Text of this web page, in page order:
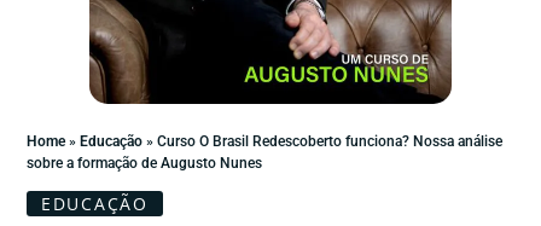
Home» Educação » Curso O Brasil Redescoberto funciona? Nossa análise
sobre a formação de Augusto Nunes
EDUCAÇÃO